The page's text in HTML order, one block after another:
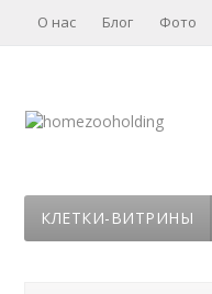
О нас Блог Фото
КЛЕТКИ-ВИТРИНЫ